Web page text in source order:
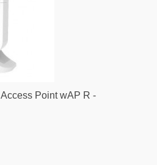
Point wAP R -